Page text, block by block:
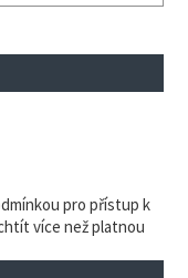
pro přístup k
více než platnou